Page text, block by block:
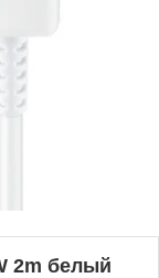
2m белый